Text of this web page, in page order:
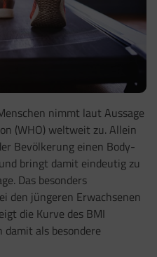
nimmt laut Aussage
(WHO) weltweit zu. Allein
Bevölkerung einen Body-
bringt damit eindeutig zu
Das besonders
den jüngeren Erwachsenen
die Kurve des BMI
damit als besondere